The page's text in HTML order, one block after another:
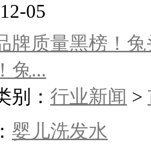
05
牌质量黑榜！
兔...
别： 行业新闻 >
婴儿洗发水